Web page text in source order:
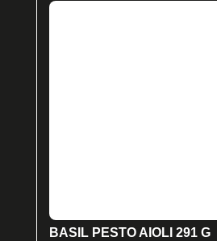
BASIL PESTO AIOLI 291 G